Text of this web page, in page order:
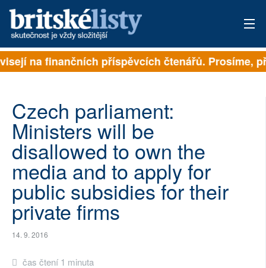
PŘIHLÁSIT
ARCHIV
ROZHOVORY
TÉMATA
NEJČTENĚJŠÍ ZA 7 DNÍ
AUTOŘI
na finančních příspěvcích čtenářů. Prosíme,
Czech parliament:
Ministers will be
disallowed to own the
media and to apply for
public subsidies for their
private firms
14. 9. 2016
čas čtení 1 minuta